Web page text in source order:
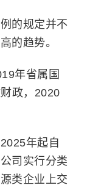
的规定并不
的趋势。
年省属国
政，2020
年起自
司实行分类
类企业上交